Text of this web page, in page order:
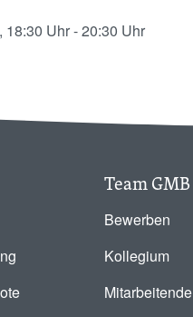
18:30 Uhr-20:30 Uhr
Team GMB
Bewerben
Kollegium
Mitarbeitende